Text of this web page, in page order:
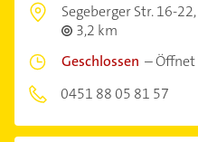
Segeberger Str. 16-22,
3,2 km
Geschlossen –Öffnet
0451 88 05 81 57